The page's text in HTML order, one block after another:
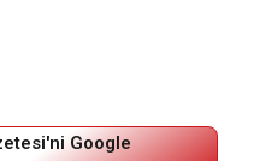
Google